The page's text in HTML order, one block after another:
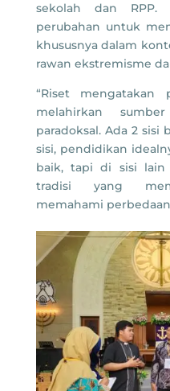
sekolah dan RPP.
perubahan untuk
khususnya dalam
rawan ekstremisme
“Riset mengatakan
melahirkan
paradoksal. Ada 2
sisi, pendidikan
baik, tapi di sisi lain
tradisi yang
memahami